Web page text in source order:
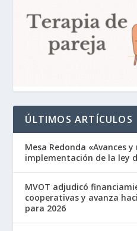
ÚLTIMOS ARTÍCULOS
Mesa Redonda «Avances
implementación de la ley
MVOT adjudicó
cooperativas y avanza
para 2026